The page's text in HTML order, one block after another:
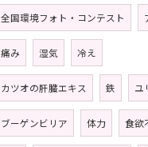
全国環境フォト・コンテスト
痛み 湿気 冷え
カツオの肝臓エキス 鉄 ユ
ブーゲンビリア 体力 食欲